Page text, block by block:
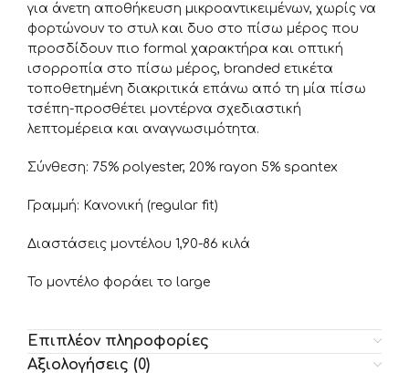
για άνετη αποθήκευση μικροαντικειμένων, χωρίς να
φορτώνουν το στυλ και δυο στο πίσω μέρος που
προσδίδουν πιο formal χαρακτήρα και οπτική
ισορροπία στο πίσω μέρος, branded ετικέτα
τοποθετημένη διακριτικά επάνω από τη μία πίσω
τσέπη-προσθέτει μοντέρνα σχεδιαστική
λεπτομέρεια και αναγνωσιμότητα.
Σύνθεση: 75% polyester, 20% rayon 5% spantex
Γραμμή: Κανονική (regular fit)
Διαστάσεις μοντέλου 1,90-86 κιλά
Το μοντέλο φοράει το large
Επιπλέον πληροφορίες
Αξιολογήσεις (0)